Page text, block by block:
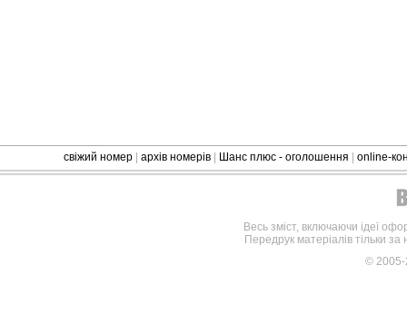
свіжий номер архів номерів Шанс плюс - оголошення online-
Весь зміст, включаючи ідеї
Передрук матеріалів тільки
©